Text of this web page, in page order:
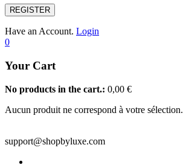
REGISTER
Have an Account. Login
0
Your Cart
No products in the cart.: 0,00 €
Aucun produit ne correspond à votre sélection.
support@shopbyluxe.com